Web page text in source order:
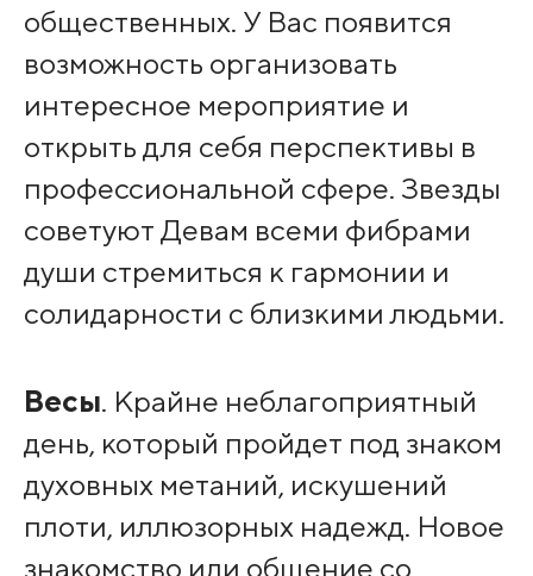
общественных. У Вас появится
возможность организовать
интересное мероприятие и
открыть для себя перспективы в
профессиональной сфере. Звезды
советуют Девам всеми фибрами
души стремиться к гармонии и
солидарности с близкими людьми.
Весы. Крайне неблагоприятный
день, который пройдет под знаком
духовных метаний, искушений
плоти, иллюзорных надежд. Новое
знакомство или общение со